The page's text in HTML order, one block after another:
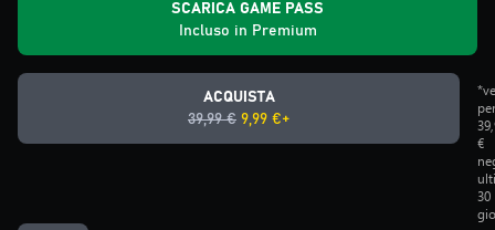
SCARICA GAME PASS
Incluso in Premium
ACQUISTA
39,99 € 9,99 €+
per
€
30